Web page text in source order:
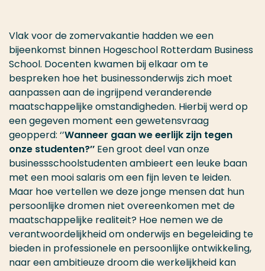
Vlak voor de zomervakantie hadden we een
bijeenkomst binnen Hogeschool Rotterdam Business
School. Docenten kwamen bij elkaar om te
bespreken hoe het businessonderwijs zich moet
aanpassen aan de ingrijpend veranderende
maatschappelijke omstandigheden. Hierbij werd op
een gegeven moment een gewetensvraag
geopperd: ‘’Wanneer gaan we eerlijk zijn tegen
onze studenten?’’ Een groot deel van onze
businessschoolstudenten ambieert een leuke baan
met een mooi salaris om een fijn leven te leiden.
Maar hoe vertellen we deze jonge mensen dat hun
persoonlijke dromen niet overeenkomen met de
maatschappelijke realiteit? Hoe nemen we de
verantwoordelijkheid om onderwijs en begeleiding te
bieden in professionele en persoonlijke ontwikkeling,
naar een ambitieuze droom die werkelijkheid kan